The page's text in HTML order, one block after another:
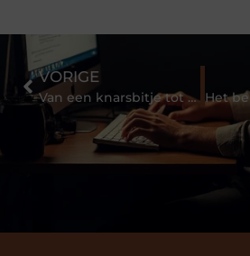
VORIGE
Van een knarsbitje tot een hockeybitje: bij deze aanbieder vind je iedere gebitsbeschermer